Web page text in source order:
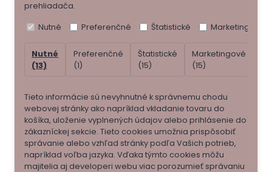
prehliadača.
Nutné Preferenčné Štatistické Marketingové
Nutné
(13)
Preferenčné
(1)
Štatistické
(15)
Marketingové
(15)
Tieto informácie sú nevyhnutné k správnemu chodu
webovej stránky ako napríklad vkladanie tovaru do
košíka, uloženie vyplnených údajov alebo prihlásenie do
zákazníckej sekcie. Tieto cookies umožnia prispôsobiť
správanie alebo vzhľad stránky podľa Vašich potrieb,
napríklad voľba jazyka. Vďaka týmto cookies môžu
majitelia aj developeri webu viac porozumieť správaniu